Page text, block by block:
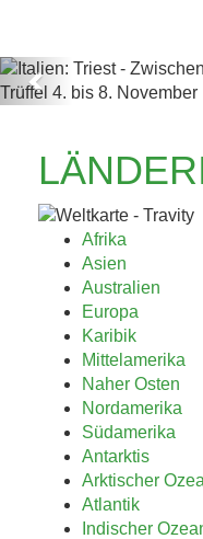
Previous
Afrika
Asien
Australien
Europa
Karibik
Mittelamerika
Naher Osten
Nordamerika
Südamerika
Antarktis
Arktischer
Atlantik
Indischer